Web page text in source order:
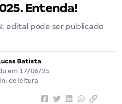
Entenda!
edital pode ser publicado
Batista
em 17/06/25
de leitura